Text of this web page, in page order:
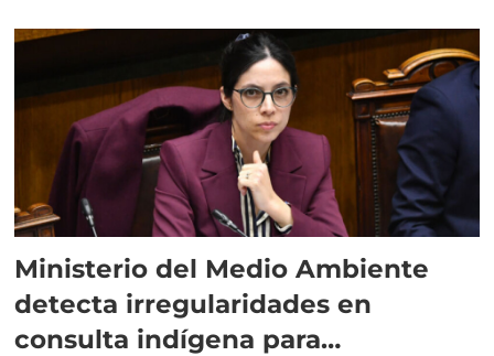
Ministerio del Medio Ambiente
detecta irregularidades en
consulta indígena para